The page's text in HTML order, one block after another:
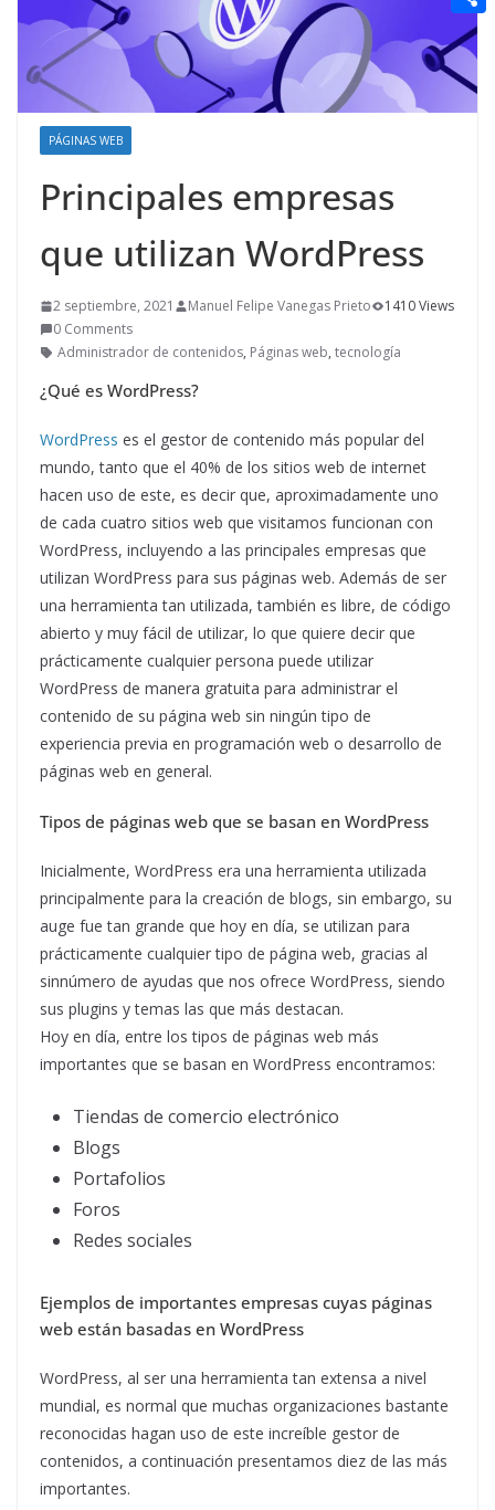
PÁGINAS WEB
Principales empresas
que utilizan WordPress
2 septiembre, 2021 Manuel Felipe Vanegas Prieto
1410 Views
0 Comments
Administrador de contenidos, Páginas web, tecnología
¿Qué es WordPress?
WordPress es el gestor de contenido más popular del
mundo, tanto que el 40% de los sitios web de internet
hacen uso de este, es decir que, aproximadamente uno
de cada cuatro sitios web que visitamos funcionan con
WordPress, incluyendo a las principales empresas que
utilizan WordPress para sus páginas web. Además de ser
una herramienta tan utilizada, también es libre, de código
abierto y muy fácil de utilizar, lo que quiere decir que
prácticamente cualquier persona puede utilizar
WordPress de manera gratuita para administrar el
contenido de su página web sin ningún tipo de
experiencia previa en programación web o desarrollo de
páginas web en general.
Tipos de páginas web que se basan en WordPress
Inicialmente, WordPress era una herramienta utilizada
principalmente para la creación de blogs, sin embargo, su
auge fue tan grande que hoy en día, se utilizan para
prácticamente cualquier tipo de página web, gracias al
sinnúmero de ayudas que nos ofrece WordPress, siendo
sus plugins y temas las que más destacan.
Hoy en día, entre los tipos de páginas web más
importantes que se basan en WordPress encontramos:
Tiendas de comercio electrónico
Blogs
Portafolios
Foros
Redes sociales
Ejemplos de importantes empresas cuyas páginas
web están basadas en WordPress
WordPress, al ser una herramienta tan extensa a nivel
mundial, es normal que muchas organizaciones bastante
reconocidas hagan uso de este increíble gestor de
contenidos, a continuación presentamos diez de las más
importantes.
n
e
e
r
e
r
e
a
i
l
d
C
o
r